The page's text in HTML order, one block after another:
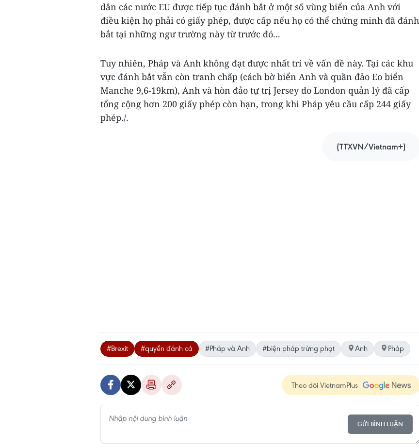
dân các nước EU được tiếp tục đánh bắt ở một số vùng biển của Anh với
điều kiện họ phải có giấy phép, được cấp nếu họ có thể chứng minh đã đánh
bắt tại những ngư trường này từ trước đó...
Tuy nhiên, Pháp và Anh không đạt được nhất trí về vấn đề này. Tại các khu
vực đánh bắt vẫn còn tranh chấp (cách bờ biển Anh và quần đảo Eo biển
Manche 9,6-19km), Anh và hòn đảo tự trị Jersey do London quản lý đã cấp
tổng cộng hơn 200 giấy phép còn hạn, trong khi Pháp yêu cầu cấp 244 giấy
phép./.
(TTXVN/Vietnam+)
#Brexit #quyền đánh cá #Pháp và Anh #biện pháp trừng phạt Anh Pháp
Theo dõi VietnamPlus
GỬI BÌNH LUẬN